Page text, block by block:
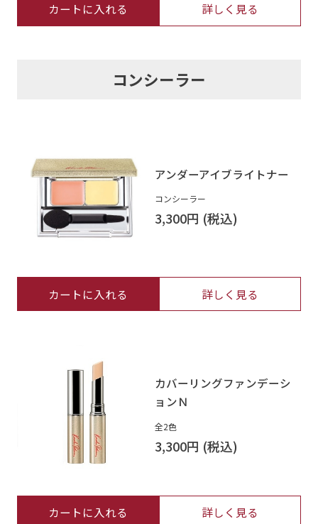
カートに入れる 詳しく見る
コンシーラー
アンダーアイブライトナー
コンシーラー
3,300円
カートに入れる 詳しく見る
カバーリングファンデーシ
ョンＮ
全2色
3,300円
カートに入れる 詳しく見る